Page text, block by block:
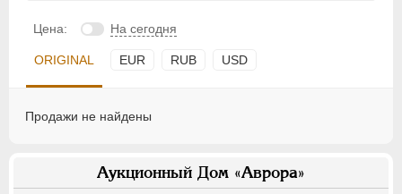
Цена: На сегодня
ORIGINAL EUR RUB USD
Продажи не найдены
Аукционный Дом «Аврора»